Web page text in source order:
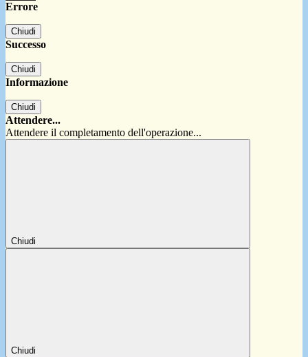
Errore
Chiudi
Successo
Chiudi
Informazione
Chiudi
Attendere...
Attendere il completamento dell'operazione...
Chiudi
Chiudi